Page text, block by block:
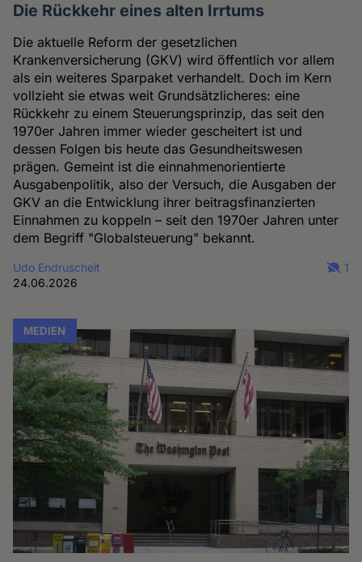
Die Rückkehr eines alten Irrtums
Die aktuelle Reform der gesetzlichen
Krankenversicherung (GKV) wird öffentlich vor allem
als ein weiteres Sparpaket verhandelt. Doch im Kern
vollzieht sie etwas weit Grundsätzlicheres: eine
Rückkehr zu einem Steuerungsprinzip, das seit den
1970er Jahren immer wieder gescheitert ist und
dessen Folgen bis heute das Gesundheitswesen
prägen. Gemeint ist die einnahmenorientierte
Ausgabenpolitik, also der Versuch, die Ausgaben der
GKV an die Entwicklung ihrer beitragsfinanzierten
Einnahmen zu koppeln – seit den 1970er Jahren unter
dem Begriff "Globalsteuerung" bekannt.
Udo Endruscheit
24.06.2026
1
MEDIEN